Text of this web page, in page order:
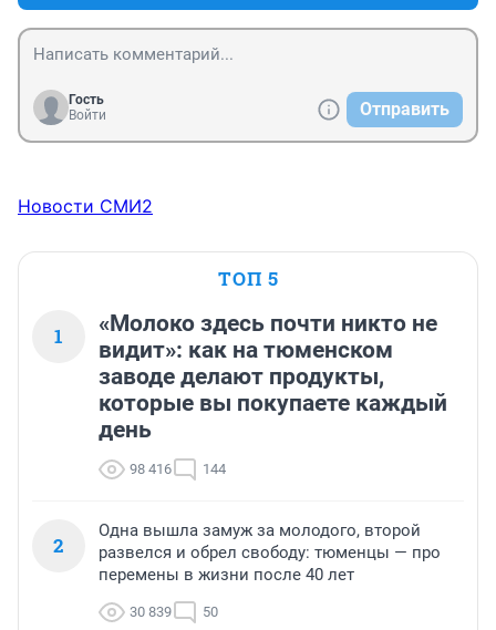
Гость
Войти
Отправить
Новости СМИ2
ТОП 5
1
«Молоко здесь почти никто не
видит»: как на тюменском
заводе делают продукты,
которые вы покупаете каждый
день
98 416 144
2
Одна вышла замуж за молодого, второй
развелся и обрел свободу: тюменцы — про
перемены в жизни после 40 лет
30 839 50